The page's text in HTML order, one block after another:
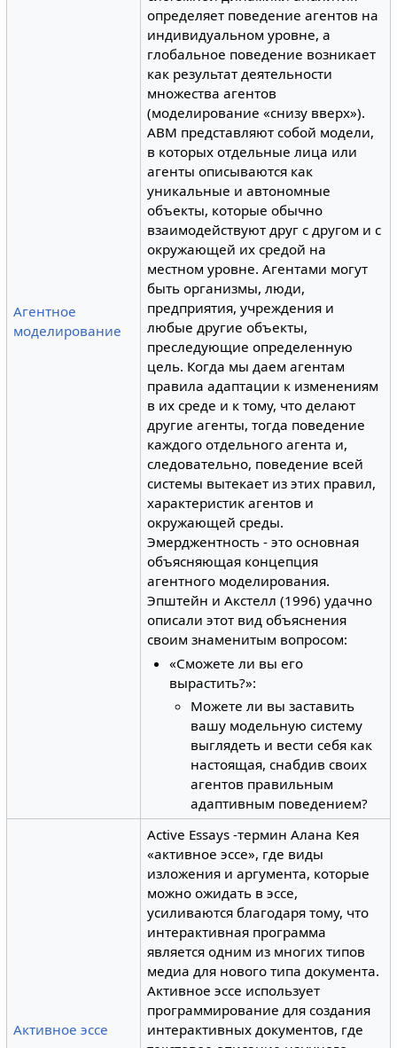
Агентное
моделирование
определяет поведение агентов на
индивидуальном уровне, а
глобальное поведение возникает
как результат деятельности
множества агентов
(моделирование «снизу вверх»).
ABM представляют собой модели,
в которых отдельные лица или
агенты описываются как
уникальные и автономные
объекты, которые обычно
взаимодействуют друг с другом и с
окружающей их средой на
местном уровне. Агентами могут
быть организмы, люди,
предприятия, учреждения и
любые другие объекты,
преследующие определенную
цель. Когда мы даем агентам
правила адаптации к изменениям
в их среде и к тому, что делают
другие агенты, тогда поведение
каждого отдельного агента и,
следовательно, поведение всей
системы вытекает из этих правил,
характеристик агентов и
окружающей среды.
Эмерджентность - это основная
объясняющая концепция
агентного моделирования.
Эпштейн и Акстелл (1996) удачно
описали этот вид объяснения
своим знаменитым вопросом:
«Сможете ли вы его
вырастить?»:
Можете ли вы заставить
вашу модельную систему
выглядеть и вести себя как
настоящая, снабдив своих
агентов правильным
адаптивным поведением?
Активное эссе
Active Essays -термин Алана Кея
«активное эссе», где виды
изложения и аргумента, которые
можно ожидать в эссе,
усиливаются благодаря тому, что
интерактивная программа
является одним из многих типов
медиа для нового типа документа.
Активное эссе использует
программирование для создания
интерактивных документов, где